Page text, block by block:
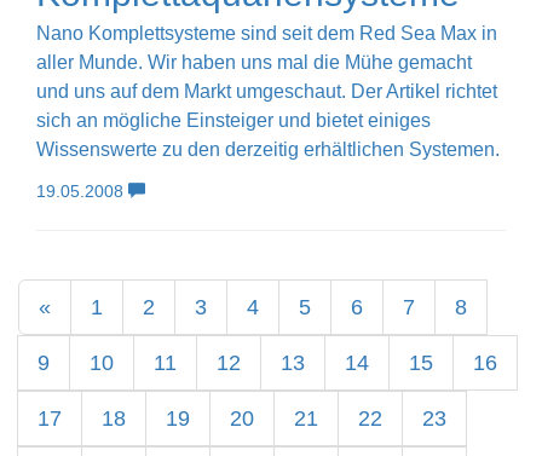
Nano Komplettsysteme sind seit dem Red Sea Max in
aller Munde. Wir haben uns mal die Mühe gemacht
und uns auf dem Markt umgeschaut. Der Artikel richtet
sich an mögliche Einsteiger und bietet einiges
Wissenswerte zu den derzeitig erhältlichen Systemen.
19.05.2008
« 1 2 3 4 5 6 7 8
9 10 11 12 13 14 15 16
17 18 19 20 21 22 23